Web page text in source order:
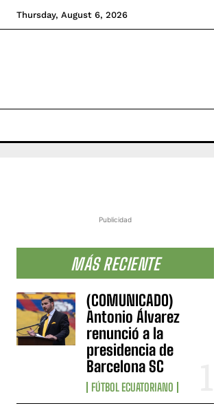
Thursday, August 6, 2026
Publicidad
MÁS RECIENTE
(COMUNICADO)
Antonio Álvarez
renunció a la
presidencia de
Barcelona SC
FÚTBOL ECUATORIANO